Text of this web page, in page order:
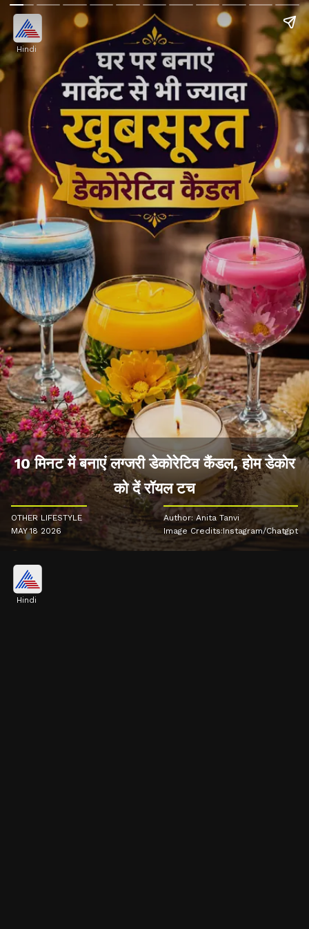
Hindi
10 मिनट में बनाएं लग्जरी डेकोरेटिव कैंडल, होम डेकोर
को दें रॉयल टच
OTHER LIFESTYLE
MAY 18 2026
Author: Anita Tanvi
Image Credits:Instagram/Chatgpt
Hindi